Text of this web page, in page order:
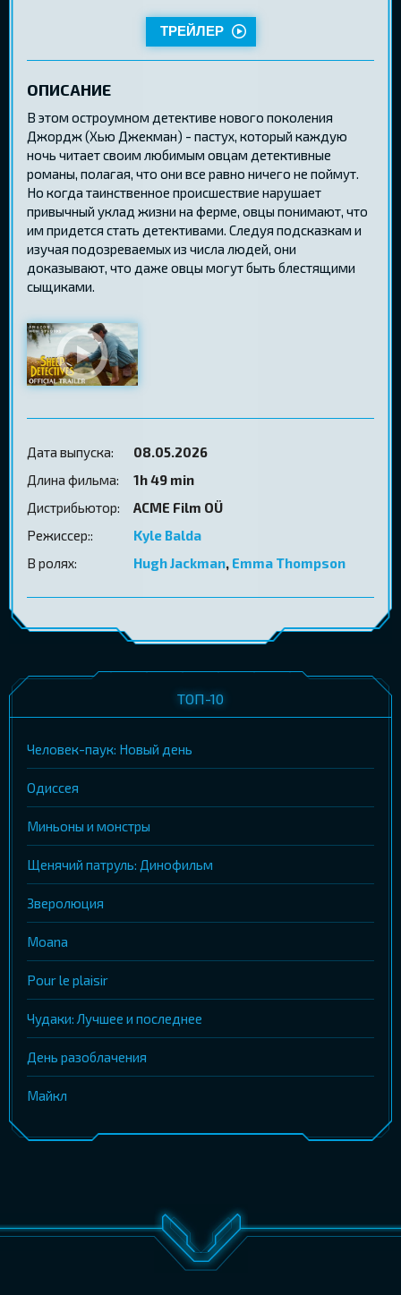
ТРЕЙЛЕР
ОПИСАНИЕ
В этом остроумном детективе нового поколения
Джордж (Хью Джекман) - пастух, который каждую
ночь читает своим любимым овцам детективные
романы, полагая, что они все равно ничего не поймут.
Но когда таинственное происшествие нарушает
привычный уклад жизни на ферме, овцы понимают, что
им придется стать детективами. Следуя подсказкам и
изучая подозреваемых из числа людей, они
доказывают, что даже овцы могут быть блестящими
сыщиками.
Дата выпуска:
08.05.2026
Длина фильма:
1h 49 min
Дистрибьютор:
ACME Film OÜ
Режиссер::
Kyle Balda
В ролях:
Hugh Jackman, Emma Thompson
ТОП-10
Человек-паук: Новый день
Одиссея
Миньоны и монстры
Щенячий патруль: Динофильм
Зверолюция
Moana
Pour le plaisir
Чудаки: Лучшее и последнее
День разоблачения
Майкл